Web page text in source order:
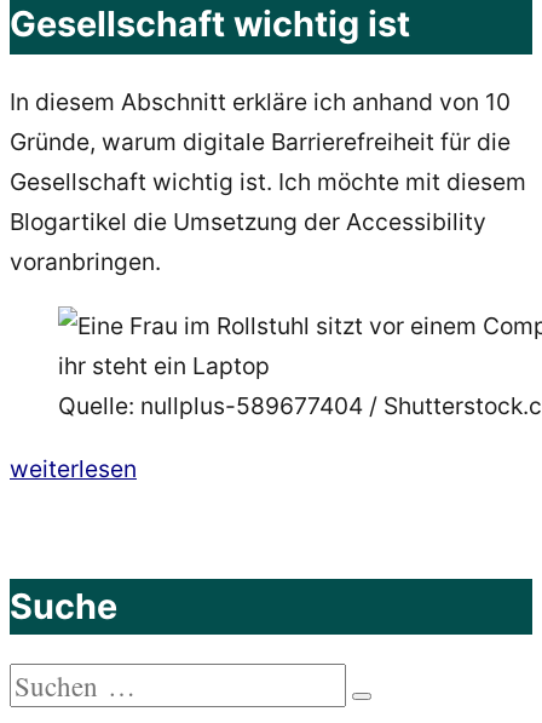
Gesellschaft wichtig ist
In diesem Abschnitt erkläre ich anhand von 10
Gründe, warum digitale Barrierefreiheit für die
Gesellschaft wichtig ist. Ich möchte mit diesem
Blogartikel die Umsetzung der Accessibility
voranbringen.
Quelle: nullplus-589677404 /
„Digitale
10
Gründe
warum
es
weiterlesen
Suche
Suchen